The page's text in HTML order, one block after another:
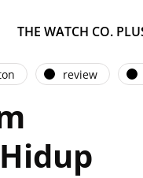
THE WATCH CO.
review